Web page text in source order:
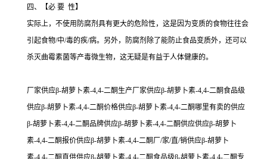
四、【必 要 性】
实际上，不使用防腐剂具有更大的危险性，这是因为变质的食物往往会
引起食物/中/毒的疾/病。另外，防腐剂除了能防止食品变质外，还可以
杀灭曲霉素菌等产毒微生物，这无疑是有益于人体健康的。
厂家供应β-胡萝卜素-4,4-二酮生产厂家供应β-胡萝卜素-4,4-二酮食品级
供应β-胡萝卜素-4,4-二酮价格供应β-胡萝卜素-4,4-二酮哪里有卖的供应
β-胡萝卜素-4,4-二酮品牌供应β-胡萝卜素-4,4-二酮供应供应β-胡萝卜
素-4,4-二酮报价供应β-胡萝卜素-4,4-二酮厂/家/直/销供应β-胡萝卜